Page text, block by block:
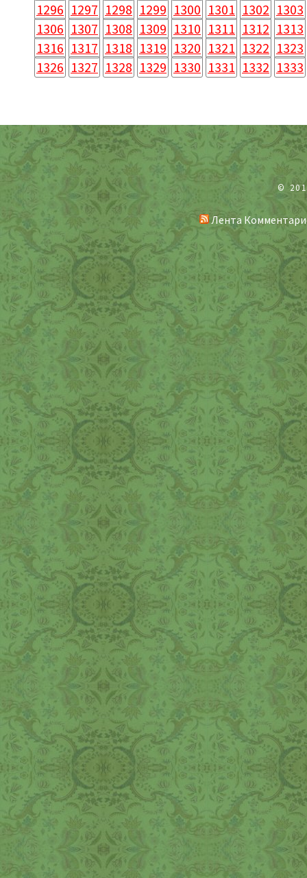
1296 1297 1298 1299 1300 1301 1302 1303
1306 1307 1308 1309 1310 1311 1312 1313
1316 1317 1318 1319 1320 1321 1322 1323
1326 1327 1328 1329 1330 1331 1332 1333
©
Лента